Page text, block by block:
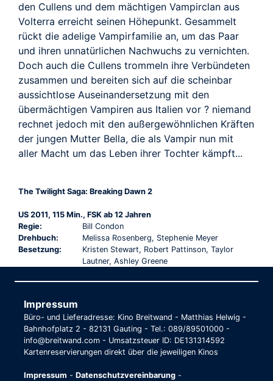
den Cullens und dem mächtigen Vampirclan aus
Volterra erreicht seinen Höhepunkt. Gesammelt
rückt die adelige Vampirfamilie an, um das Paar
und ihren unnatürlichen Nachwuchs zu vernichten.
Doch auch die Cullens trommeln ihre Verbündeten
zusammen und bereiten sich auf die scheinbar
aussichtlose Auseinandersetzung mit den
übermächtigen Vampiren aus Italien vor ? niemand
rechnet jedoch mit den außergewöhnlichen Kräften
der jungen Mutter Bella, die als Vampir nun mit
aller Macht um das Leben ihrer Tochter kämpft...
The Twilight Saga: Breaking Dawn 2
US 2011, 115 Min., FSK ab 12 Jahren
Regie:
Bill Condon
Drehbuch:
Melissa Rosenberg, Stephenie Meyer
Besetzung:
Kristen Stewart, Robert Pattinson, Taylor
Lautner, Ashley Greene
Impressum
Büro- und Lieferadresse: Kino Breitwand - Matthias Helwig -
Bahnhofplatz 2 - 82131 Gauting - Tel.: 089/89501000 -
info@breitwand.com - Umsatzsteuer ID: DE131314592
Kartenreservierungen direkt über die jeweiligen Kinos
Impressum - Datenschutzvereinbarung -